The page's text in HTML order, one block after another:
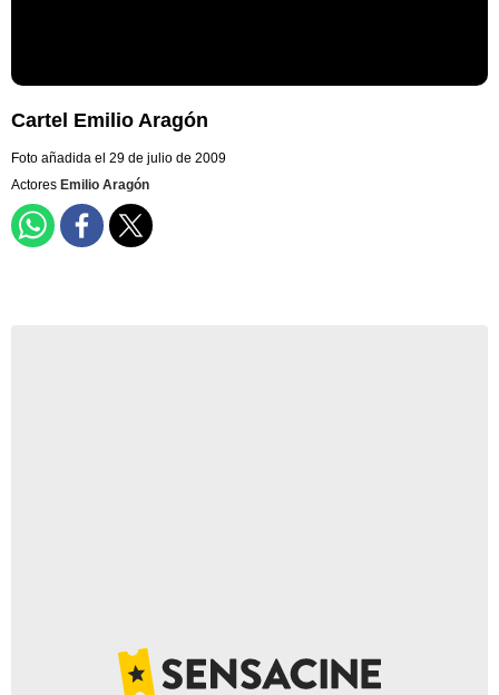
Cartel Emilio Aragón
Foto añadida el 29 de julio de 2009
Actores Emilio Aragón